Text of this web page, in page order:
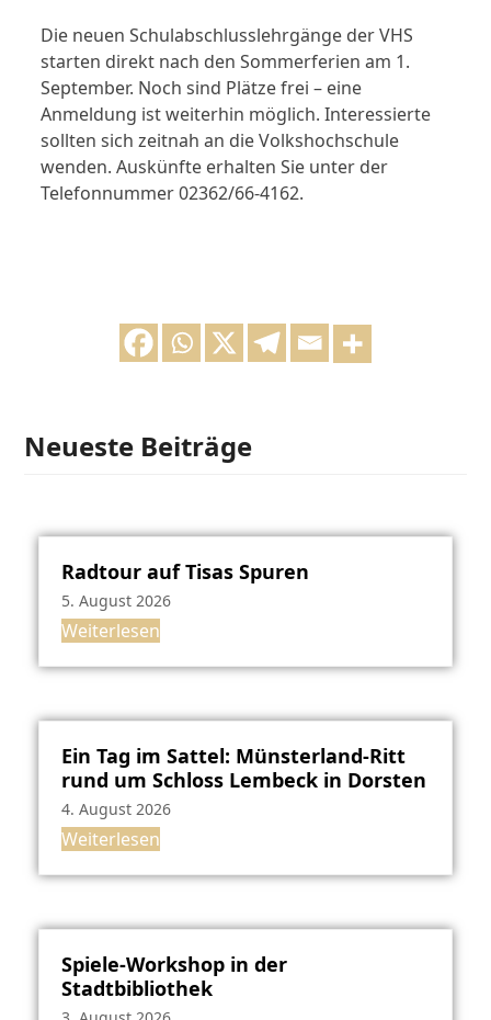
Die neuen Schulabschlusslehrgänge der VHS
starten direkt nach den Sommerferien am 1.
September. Noch sind Plätze frei – eine
Anmeldung ist weiterhin möglich. Interessierte
sollten sich zeitnah an die Volkshochschule
wenden. Auskünfte erhalten Sie unter der
Telefonnummer 02362/66-4162.
Neueste Beiträge
Radtour auf Tisas Spuren
5. August 2026
Weiterlesen
Ein Tag im Sattel: Münsterland-Ritt
rund um Schloss Lembeck in Dorsten
4. August 2026
Weiterlesen
Spiele-Workshop in der
Stadtbibliothek